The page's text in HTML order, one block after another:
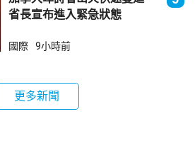
省長宣布進入緊急狀態
國際 9小時前
更多新聞